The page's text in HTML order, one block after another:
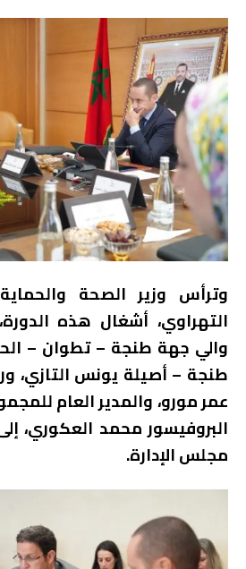
وترأس وزير الصحة
التهراوي، أشغال هذه
والي جهة طنجة – تطوان –
طنجة – أصيلة يونس التازي،
عمر مورو، والمدير العام
البروفيسور محمد العكوري،
مجلس الإدارة.